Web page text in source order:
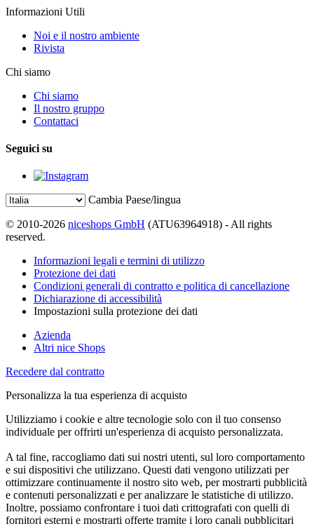
Informazioni Utili
Noi e il nostro ambiente
Rivista
Chi siamo
Chi siamo
Il nostro gruppo
Contattaci
Seguici su
Cambia Paese/lingua
© 2010-2026 niceshops GmbH (ATU63964918) - All rights
reserved.
Informazioni legali e termini di utilizzo
Protezione dei dati
Condizioni generali di contratto e politica di cancellazione
Dichiarazione di accessibilità
Impostazioni sulla protezione dei dati
Azienda
Altri nice Shops
Recedere dal contratto
Personalizza la tua esperienza di acquisto
Utilizziamo i cookie e altre tecnologie solo con il tuo consenso
individuale per offrirti un'esperienza di acquisto personalizzata.
A tal fine, raccogliamo dati sui nostri utenti, sul loro comportamento
e sui dispositivi che utilizzano. Questi dati vengono utilizzati per
ottimizzare continuamente il nostro sito web, per mostrarti pubblicità
e contenuti personalizzati e per analizzare le statistiche di utilizzo.
Inoltre, possiamo confrontare i tuoi dati crittografati con quelli di
fornitori esterni e mostrarti offerte tramite i loro canali pubblicitari